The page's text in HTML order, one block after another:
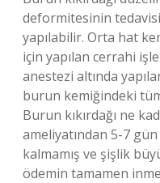
deformitesinin
yapılabilir. Orta hat
için yapılan cerrahi
anestezi altında
burun kemiğindeki
Burun kıkırdağı ne
ameliyatından 5-7
kalmamış ve şişlik
ödemin tamamen